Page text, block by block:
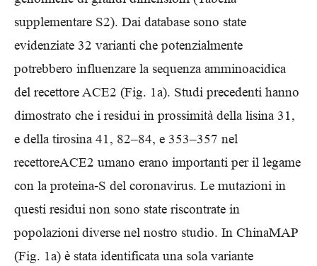
supplementare S2). Dai database sono state
evidenziate 32 varianti che potenzialmente
potrebbero influenzare la sequenza amminoacidica
del recettore ACE2 (Fig. 1a). Studi precedenti hanno
dimostrato che i residui in prossimità della lisina 31,
e della tirosina 41, 82–84, e 353–357 nel
recettoreACE2 umano erano importanti per il legame
con la proteina-S del coronavirus. Le mutazioni in
questi residui non sono state riscontrate in
popolazioni diverse nel nostro studio. In ChinaMAP
(Fig. 1a) è stata identificata una sola variante